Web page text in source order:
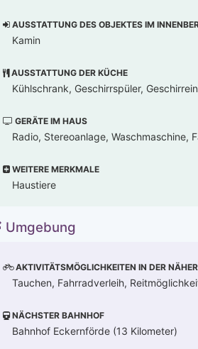
AUSSTATTUNG DES OBJEKTES IM
Kamin
AUSSTATTUNG DER KÜCHE
Kühlschrank, Geschirrspüler,
GERÄTE IM HAUS
Radio, Stereoanlage, Waschmaschine,
WEITERE MERKMALE
Haustiere
Umgebung
AKTIVITÄTSMÖGLICHKEITEN IN DER
Tauchen, Fahrradverleih,
NÄCHSTER BAHNHOF
Bahnhof Eckernförde (13 Kilometer)